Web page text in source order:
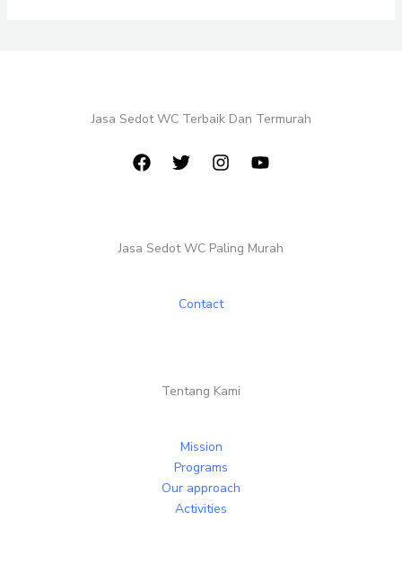
Jasa Sedot WC Terbaik Dan Termurah
Jasa Sedot WC Paling Murah
Contact
Tentang Kami
Mission
Programs
Our approach
Activities